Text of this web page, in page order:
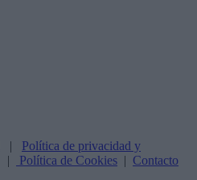
| Política de privacidad y
| Política de Cookies | Contacto